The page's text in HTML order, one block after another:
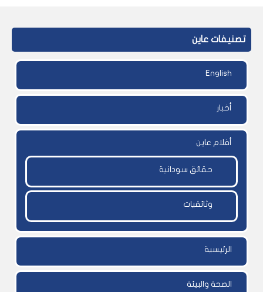
تصنيفات عاين
English
أخبار
أفلام عاين
حقائق سودانية
وثائقيات
الرئيسية
الصحة والبيئة